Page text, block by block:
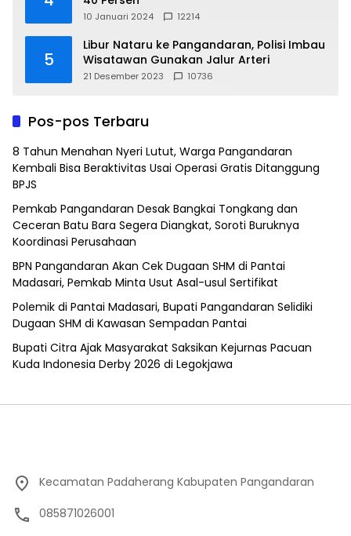
10 Januari 2024 12214
5
Libur Nataru ke Pangandaran, Polisi Imbau
Wisatawan Gunakan Jalur Arteri
21 Desember 2023 10736
Pos-pos Terbaru
8 Tahun Menahan Nyeri Lutut, Warga Pangandaran
Kembali Bisa Beraktivitas Usai Operasi Gratis Ditanggung
BPJS
Pemkab Pangandaran Desak Bangkai Tongkang dan
Ceceran Batu Bara Segera Diangkat, Soroti Buruknya
Koordinasi Perusahaan
BPN Pangandaran Akan Cek Dugaan SHM di Pantai
Madasari, Pemkab Minta Usut Asal-usul Sertifikat
Polemik di Pantai Madasari, Bupati Pangandaran Selidiki
Dugaan SHM di Kawasan Sempadan Pantai
Bupati Citra Ajak Masyarakat Saksikan Kejurnas Pacuan
Kuda Indonesia Derby 2026 di Legokjawa
Kecamatan Padaherang Kabupaten Pangandaran
085871026001